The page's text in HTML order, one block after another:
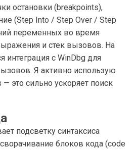
остановки (breakpoints),
(Step Into / Step Over / Step
переменных во время
и стек вызовов. На
интеграция с WinDbg для
Я активно использую
это сильно ускоряет поиск
подсветку синтаксиса
блоков кода (code